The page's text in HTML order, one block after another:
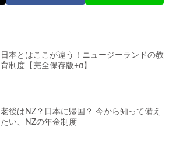
日本とはここが違う！ニュージーランドの教
育制度【完全保存版+α】
老後はNZ？日本に帰国？ 今から知って備え
たい、NZの年金制度